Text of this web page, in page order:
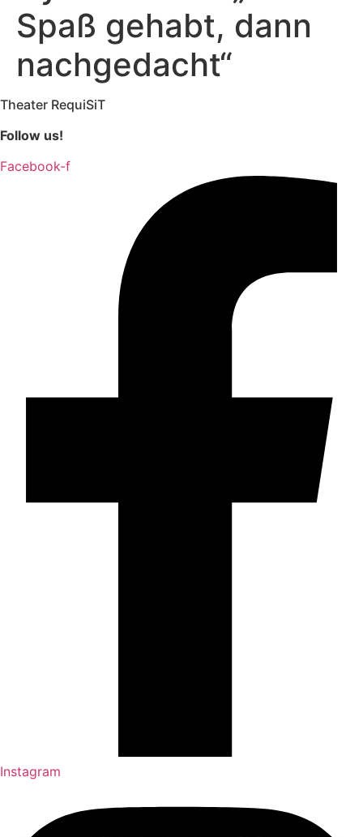
Spaß gehabt, dann
nachgedacht“
Theater RequiSiT
Follow us!
Facebook-f
Instagram